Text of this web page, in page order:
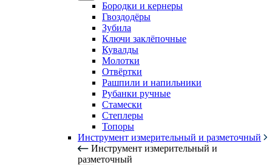
Бородки и кернеры
Гвоздодёры
Зубила
Ключи заклёпочные
Кувалды
Молотки
Отвёртки
Рашпили и напильники
Рубанки ручные
Стамески
Степлеры
Топоры
Инструмент измерительный и разметочный
Инструмент измерительный и
разметочный